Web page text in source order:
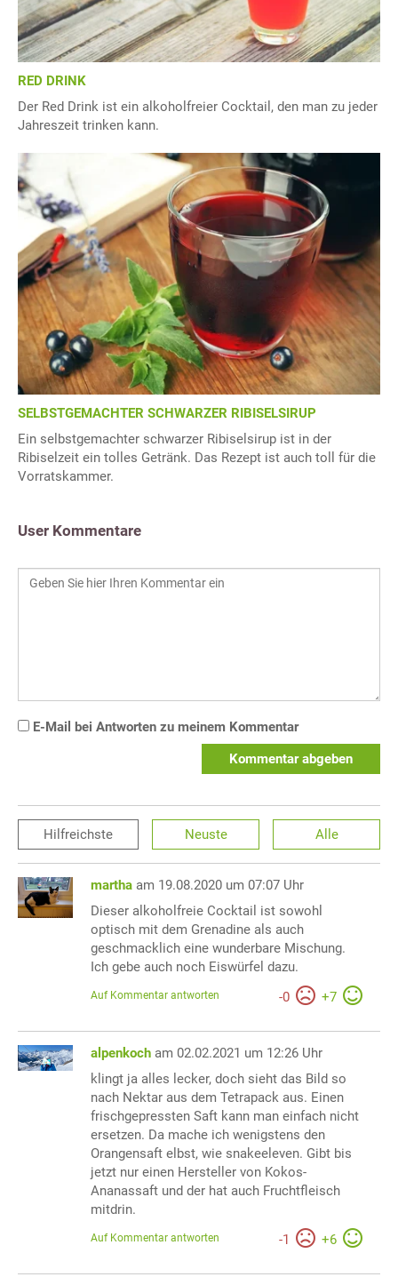
RED DRINK
Der Red Drink ist ein alkoholfreier Cocktail, den man zu jeder
Jahreszeit trinken kann.
SELBSTGEMACHTER SCHWARZER RIBISELSIRUP
Ein selbstgemachter schwarzer Ribiselsirup ist in der
Ribiselzeit ein tolles Getränk. Das Rezept ist auch toll für die
Vorratskammer.
User Kommentare
E-Mail bei Antworten zu meinem Kommentar
Kommentar abgeben
Hilfreichste Neuste Alle
martha am 19.08.2020 um 07:07 Uhr
Dieser alkoholfreie Cocktail ist sowohl
optisch mit dem Grenadine als auch
geschmacklich eine wunderbare Mischung.
Ich gebe auch noch Eiswürfel dazu.
-0 +7
Auf Kommentar antworten
alpenkoch am 02.02.2021 um 12:26 Uhr
klingt ja alles lecker, doch sieht das Bild so
nach Nektar aus dem Tetrapack aus. Einen
frischgepressten Saft kann man einfach nicht
ersetzen. Da mache ich wenigstens den
Orangensaft elbst, wie snakeeleven. Gibt bis
jetzt nur einen Hersteller von Kokos-
Ananassaft und der hat auch Fruchtfleisch
mitdrin.
-1 +6
Auf Kommentar antworten